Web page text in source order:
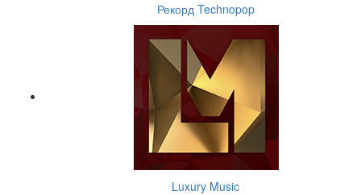
Рекорд Technopop
Luxury Music